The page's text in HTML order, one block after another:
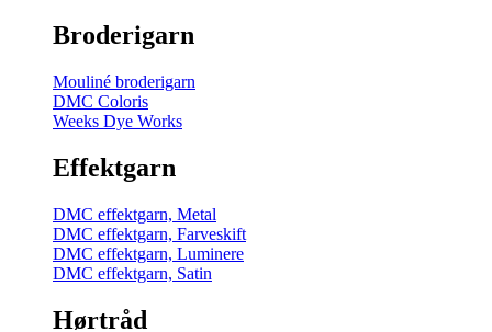
Broderigarn
Mouliné broderigarn
DMC Coloris
Weeks Dye Works
Effektgarn
DMC effektgarn, Metal
DMC effektgarn, Farveskift
DMC effektgarn, Luminere
DMC effektgarn, Satin
Hørtråd